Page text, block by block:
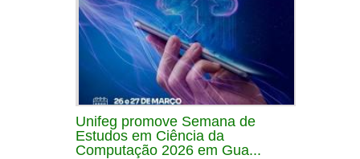
Unifeg promove Semana de
Estudos em Ciência da
Computação 2026 em Gua...